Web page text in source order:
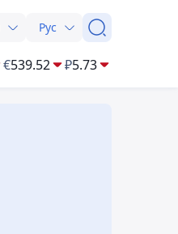
Рус
€539.52 ₽5.73